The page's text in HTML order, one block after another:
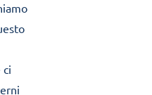
ci